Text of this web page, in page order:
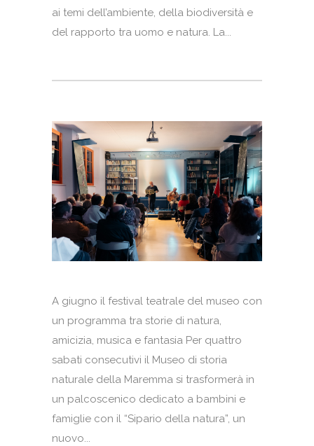
ai temi dell’ambiente, della biodiversità e
del rapporto tra uomo e natura. La...
A giugno il festival teatrale del museo con
un programma tra storie di natura,
amicizia, musica e fantasia Per quattro
sabati consecutivi il Museo di storia
naturale della Maremma si trasformerà in
un palcoscenico dedicato a bambini e
famiglie con il “Sipario della natura”, un
nuovo...